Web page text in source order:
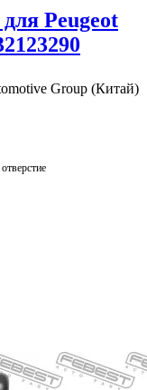
Peugeot
Group (Китай)